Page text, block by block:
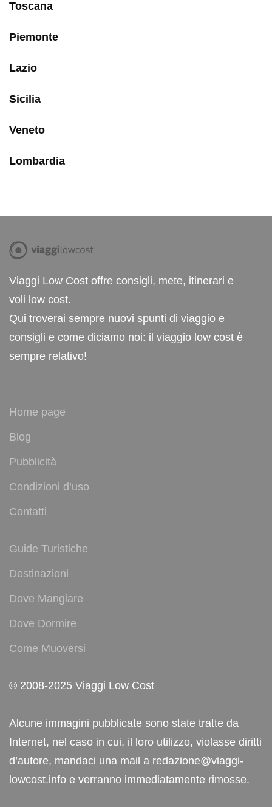
Toscana
Piemonte
Lazio
Sicilia
Veneto
Lombardia
Viaggi Low Cost offre consigli, mete, itinerari e
voli low cost.
Qui troverai sempre nuovi spunti di viaggio e
consigli e come diciamo noi: il viaggio low cost è
sempre relativo!
Home page
Blog
Pubblicità
Condizioni d’uso
Contatti
Guide Turistiche
Destinazioni
Dove Mangiare
Dove Dormire
Come Muoversi
© 2008-2025 Viaggi Low Cost
Alcune immagini pubblicate sono state tratte da
Internet, nel caso in cui, il loro utilizzo, violasse diritti
d’autore, mandaci una mail a redazione@viaggi-
lowcost.info e verranno immediatamente rimosse.